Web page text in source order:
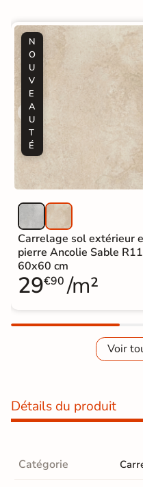
N
O
U
V
E
A
U
T
É
Carrelage sol extérieur
pierre Ancolie Sable R11
60x60 cm
29€90 /m²
Voir
Détails du produit
Catégorie